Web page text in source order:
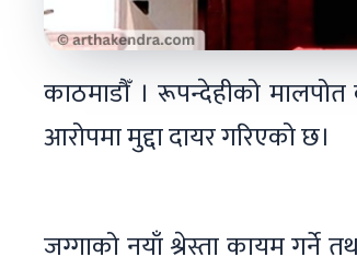
काठमाडौँ । रूपन्देहीको
आरोपमा मुद्दा दायर गरिएको छ।
जग्गाको नयाँ श्रेस्ता कायम गर्ने